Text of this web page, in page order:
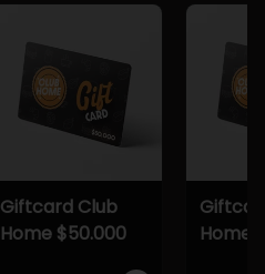
Giftcard Club
Home $50.000
Home